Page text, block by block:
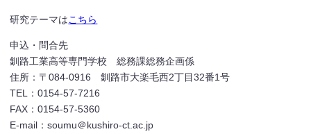
研究テーマはこちら
申込・問合先
釧路工業高等専門学校 総務課総務企画係
住所：〒084-0916 釧路市大楽毛西2丁目32番1号
TEL：0154-57-7216
FAX：0154-57-5360
E-mail：soumu＠kushiro-ct.ac.jp